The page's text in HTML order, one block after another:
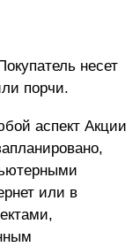
несет
порчи.
аспект Акции
или в